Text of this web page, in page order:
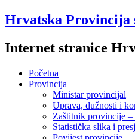
Hrvatska Provincija
Internet stranice
Početna
Provincija
Ministar provincijal
Uprava, dužnosti i
Zaštitnik provincije –
Statistička slika i